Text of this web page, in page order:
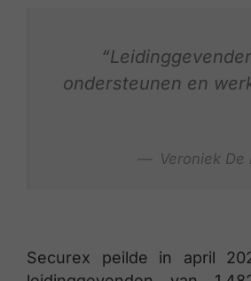
ondersteunen en
Veroniek
Securex peilde in april